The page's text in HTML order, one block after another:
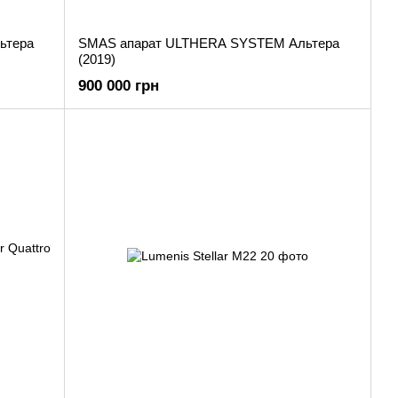
SMAS апарат ULTHERA SYSTEM Альтера
(2019)
900 000 грн